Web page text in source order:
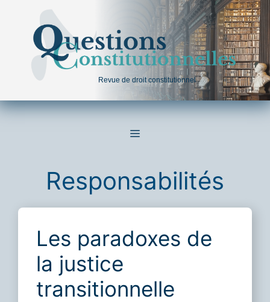
contenu
Revue de droit constitutionnel
MENU
Responsabilités
Les paradoxes de
la justice
transitionnelle